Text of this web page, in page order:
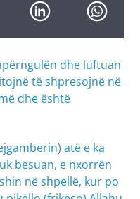
dhe luftuan
të shpresojnë në
dhe është
atë e ka
besuan, e nxorrën
në shpellë, kur po